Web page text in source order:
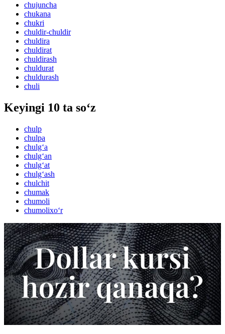
chujuncha
chukana
chukri
chuldir-chuldir
chuldira
chuldirat
chuldirash
chuldurat
chuldurash
chuli
Keyingi 10 ta so‘z
chulp
chulpa
chulg‘a
chulg‘an
chulg‘at
chulg‘ash
chulchit
chumak
chumoli
chumolixo‘r